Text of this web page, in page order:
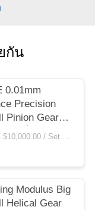
กัน
0.01mm
Precision
Pinion Gear
เกียร์เตาเผา $500.00 - $10,000.00 / Set MOQ:1 ตั้ง / ชุด
Modulus Big
Helical Gear